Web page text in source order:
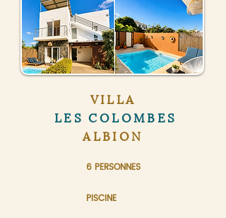
VILLA
LES COLOMBES
ALBION
6 PERSONNES
PISCINE